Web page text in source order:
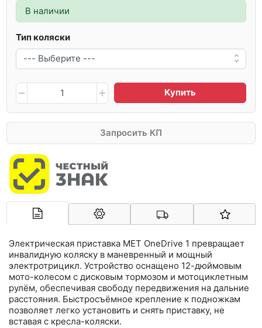
В наличии
Тип коляски
Купить
Запросить КП
Арконт-Мед
Электрическая приставка MET OneDrive 1 превращает
инвалидную коляску в маневренный и мощный
электротрицикл. Устройство оснащено 12-дюймовым
мото-колесом с дисковым тормозом и мотоциклетным
рулём, обеспечивая свободу передвижения на дальние
расстояния. Быстросъёмное крепление к подножкам
позволяет легко установить и снять приставку, не
вставая с кресла-коляски.